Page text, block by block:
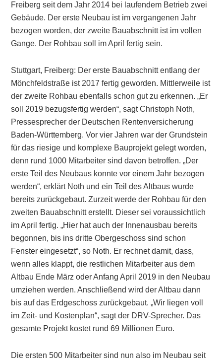
Freiberg seit dem Jahr 2014 bei laufendem Betrieb zwei
Gebäude. Der erste Neubau ist im vergangenen Jahr
bezogen worden, der zweite Bauabschnitt ist im vollen
Gange. Der Rohbau soll im April fertig sein.
Stuttgart, Freiberg: Der erste Bauabschnitt entlang der
Mönchfeldstraße ist 2017 fertig geworden. Mittlerweile ist
der zweite Rohbau ebenfalls schon gut zu erkennen. „Er
soll 2019 bezugsfertig werden“, sagt Christoph Noth,
Pressesprecher der Deutschen Rentenversicherung
Baden-Württemberg. Vor vier Jahren war der Grundstein
für das riesige und komplexe Bauprojekt gelegt worden,
denn rund 1000 Mitarbeiter sind davon betroffen. „Der
erste Teil des Neubaus konnte vor einem Jahr bezogen
werden“, erklärt Noth und ein Teil des Altbaus wurde
bereits zurückgebaut. Zurzeit werde der Rohbau für den
zweiten Bauabschnitt erstellt. Dieser sei voraussichtlich
im April fertig. „Hier hat auch der Innenausbau bereits
begonnen, bis ins dritte Obergeschoss sind schon
Fenster eingesetzt“, so Noth. Er rechnet damit, dass,
wenn alles klappt, die restlichen Mitarbeiter aus dem
Altbau Ende März oder Anfang April 2019 in den Neubau
umziehen werden. Anschließend wird der Altbau dann
bis auf das Erdgeschoss zurückgebaut. „Wir liegen voll
im Zeit- und Kostenplan“, sagt der DRV-Sprecher. Das
gesamte Projekt kostet rund 69 Millionen Euro.
Die ersten 500 Mitarbeiter sind nun also im Neubau seit